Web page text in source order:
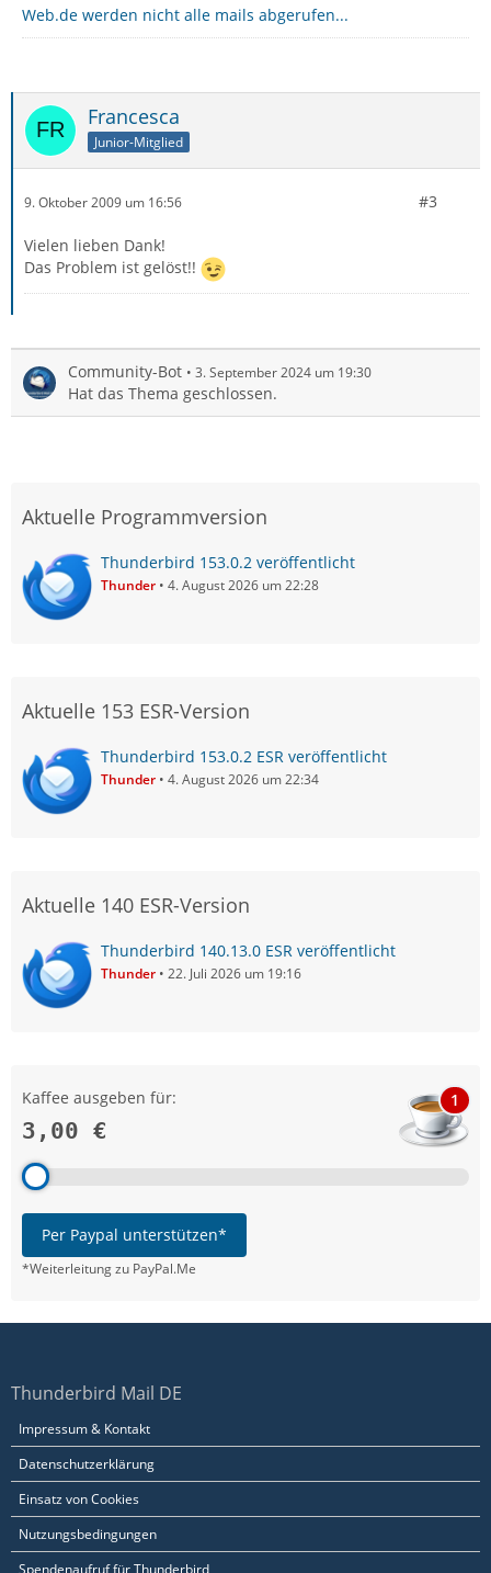
Web.de werden nicht alle mails abgerufen...
Francesca
Junior-Mitglied
9. Oktober 2009 um 16:56 #3
Vielen lieben Dank!
Das Problem ist gelöst!!
Community-Bot 3. September 2024 um 19:30
Hat das Thema geschlossen.
Aktuelle Programmversion
Thunderbird 153.0.2 veröffentlicht
Thunder 4. August 2026 um 22:28
Aktuelle 153 ESR-Version
Thunderbird 153.0.2 ESR veröffentlicht
Thunder 4. August 2026 um 22:34
Aktuelle 140 ESR-Version
Thunderbird 140.13.0 ESR veröffentlicht
Thunder 22. Juli 2026 um 19:16
Kaffee ausgeben für:
3,00 €
1
Per Paypal unterstützen*
*Weiterleitung zu PayPal.Me
Thunderbird Mail DE
Impressum & Kontakt
Datenschutzerklärung
Einsatz von Cookies
Nutzungsbedingungen